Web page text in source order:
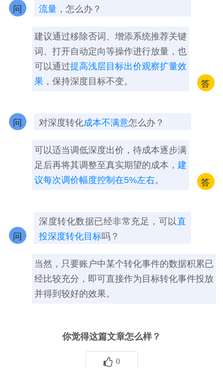
问
流量 ，怎么办？
建议通过移除否词、增添系统推荐关键
词、打开自动定向等操作进行放量，也
可以通过提高浅层目标出价观察扩量效
果 ，保持深度目标不变。 答
问 对深度转化成本不满意怎么办？
可以适当调低深度出价，待成本逐步满
足后再将其调整至真实期望的成本， 建
议每次调价幅度控制在5%左右。 答
问
深度转化数据已经非常充足，可以直
投深度转化目标吗？
当然，只要账户中某个转化事件的数据积累已
经比较充分，即可直接作为目标转化事件投放
并得到较好的效果。
你觉得这篇文章怎么样？
0